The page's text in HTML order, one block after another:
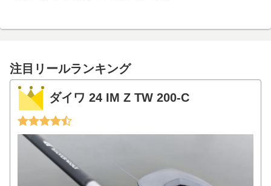
注目リールランキング
ダイワ 24 IM Z TW 200-C